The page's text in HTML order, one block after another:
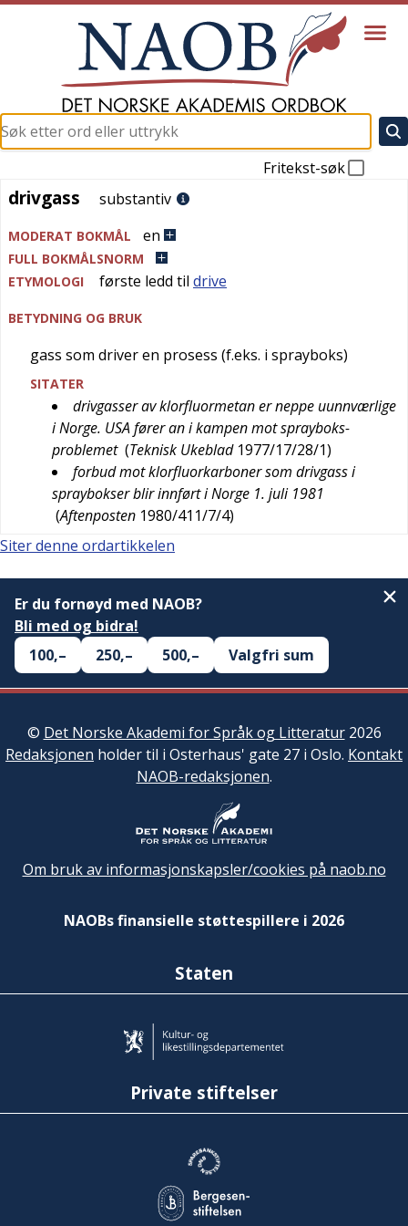
Fritekst-søk
drivgass
drivgass substantiv
MODERAT BOKMÅL en
FULL BOKMÅLSNORM
ETYMOLOGI
første ledd til drive
BETYDNING OG BRUK
gass som driver en prosess (f.eks. i sprayboks)
SITATER
drivgasser av klorfluormetan er neppe uunnværlige
i Norge. USA fører an i kampen mot sprayboks-
problemet (Teknisk Ukeblad 1977/17/28/1)
forbud mot klorfluorkarboner som drivgass i
spraybokser blir innført i Norge 1. juli 1981
(Aftenposten 1980/411/7/4)
Siter denne ordartikkelen
Er du fornøyd med NAOB?
Bli med og bidra!
100,–
250,– 500,– Valgfri sum
© Det Norske Akademi for Språk og Litteratur2026
Redaksjonen holder til i Osterhaus' gate 27 i Oslo. Kontakt
NAOB-redaksjonen.
Om bruk av informasjonskapsler/cookies på naob.no
NAOBs finansielle støttespillere i 2026
Staten
Private stiftelser